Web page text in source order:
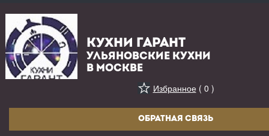
КУХНИ ГАРАНТ
УЛЬЯНОВСКИЕ КУХНИ
В МОСКВЕ
Избранное( 0 )
ОБРАТНАЯ СВЯЗЬ